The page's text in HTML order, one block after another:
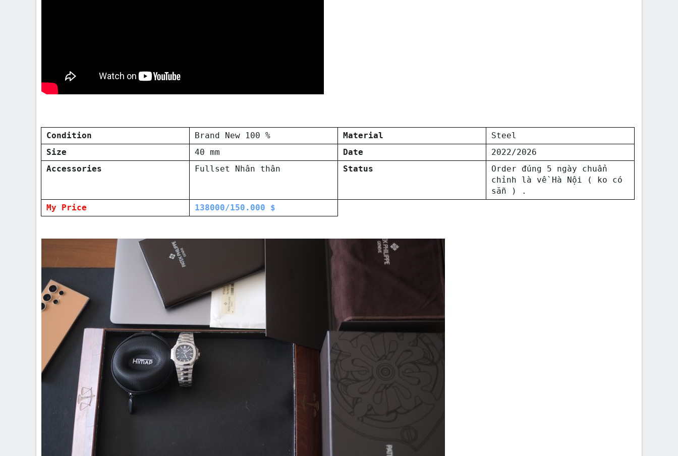
Condition Brand New 100 % Material
Steel
Size
40 mm Date
2022/2026
Accessories
Fullset Nhân thân Status
Order đúng 5 ngày chuẩn
chỉnh là về Hà Nội ( ko có
sẵn ) .
My Price
138000/150.000 $